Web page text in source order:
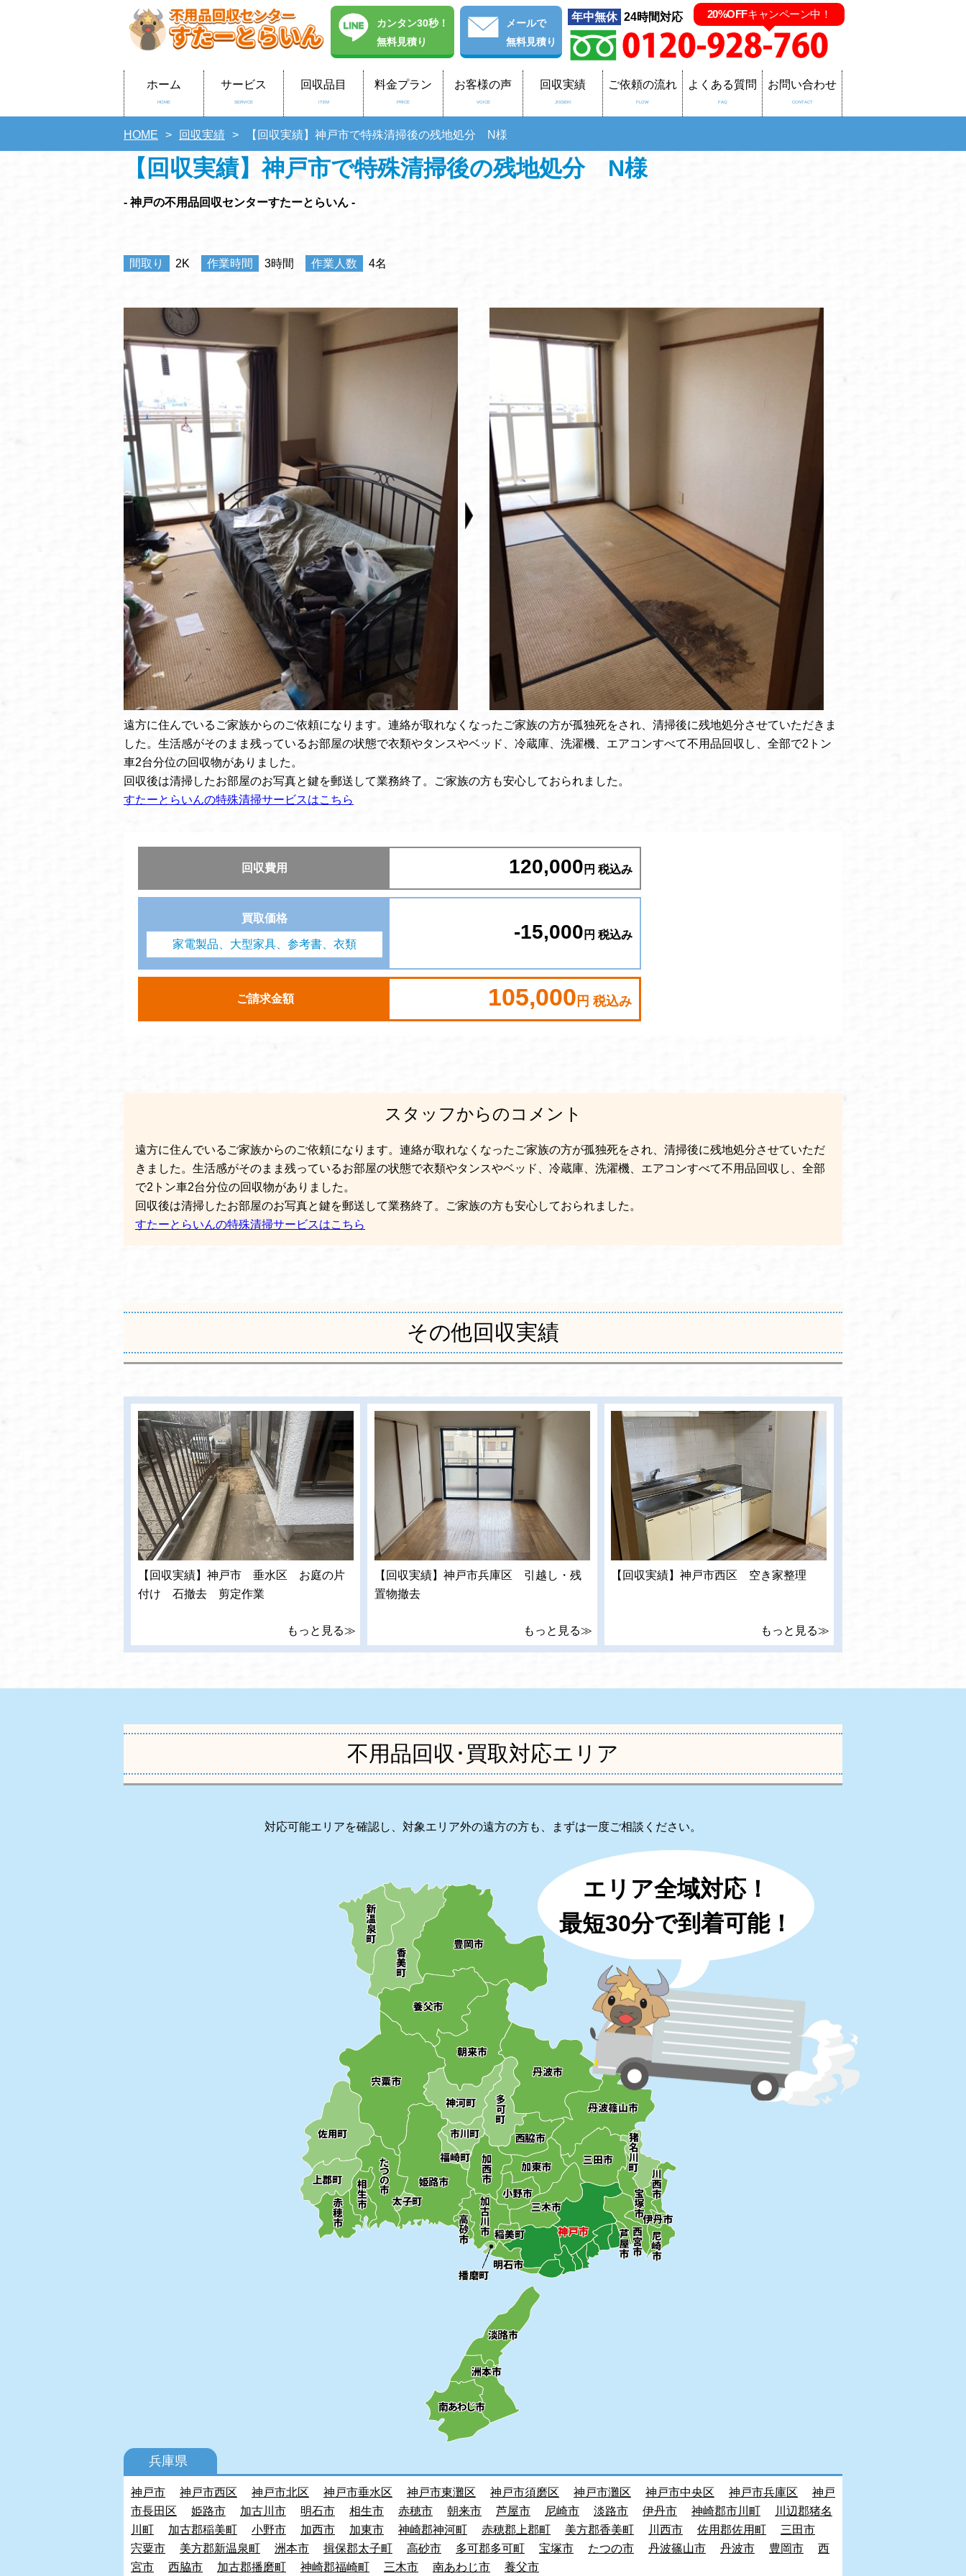
カンタン30秒！
無料見積り
メールで
無料見積り
年中無休 24時間対応 20%OFFキャンペーン中！
ホーム
HOME
サービス
SERVICE
回収品目
ITEM
料金プラン
PRICE
お客様の声
VOICE
回収実績
JISSEKI
ご依頼の流れ
FLOW
よくある質問
FAQ
お問い合わせ
CONTACT
HOME 回収実績 【回収実績】神戸市で特殊清掃後の残地処分 N様
【回収実績】神戸市で特殊清掃後の残地処分 N様
- 神戸の不用品回収センターすたーとらいん -
間取り 2K 作業時間 3時間 作業人数 4名
遠方に住んでいるご家族からのご依頼になります。連絡が取れなくなったご家族の方が孤独死をされ、清掃後に残地処分させていただきま
した。生活感がそのまま残っているお部屋の状態で衣類やタンスやベッド、冷蔵庫、洗濯機、エアコンすべて不用品回収し、全部で2トン
車2台分位の回収物がありました。
回収後は清掃したお部屋のお写真と鍵を郵送して業務終了。ご家族の方も安心しておられました。
すたーとらいんの特殊清掃サービスはこちら
回収費用 120,000 円 税込み
買取価格
家電製品、大型家具、参考書、衣類
-15,000 円 税込み
ご請求金額 105,000 円 税込み
スタッフからのコメント
遠方に住んでいるご家族からのご依頼になります。連絡が取れなくなったご家族の方が孤独死をされ、清掃後に残地処分させていただ
きました。生活感がそのまま残っているお部屋の状態で衣類やタンスやベッド、冷蔵庫、洗濯機、エアコンすべて不用品回収し、全部
で2トン車2台分位の回収物がありました。
回収後は清掃したお部屋のお写真と鍵を郵送して業務終了。ご家族の方も安心しておられました。
すたーとらいんの特殊清掃サービスはこちら
その他回収実績
【回収実績】神戸市 垂水区 お庭の片
付け 石撤去 剪定作業
もっと見る≫
【回収実績】神戸市兵庫区 引越し・残
置物撤去
もっと見る≫
【回収実績】神戸市西区 空き家整理
もっと見る≫
不用品回収･買取対応エリア
対応可能エリアを確認し、対象エリア外の遠方の方も、まずは一度ご相談ください。
エリア全域対応！
最短30分で到着可能！
兵庫県
神戸市 神戸市西区 神戸市北区 神戸市垂水区 神戸市東灘区 神戸市須磨区 神戸市灘区 神戸市中央区 神戸市兵庫区
神戸
市長田区
姫路市 加古川市 明石市 相生市 赤穂市 朝来市 芦屋市 尼崎市 淡路市 伊丹市 神崎郡市川町
川辺郡猪名
川町
加古郡稲美町 小野市 加西市 加東市 神崎郡神河町 赤穂郡上郡町 美方郡香美町 川西市 佐用郡佐用町
三田市
宍粟市
美方郡新温泉町 洲本市 揖保郡太子町 高砂市 多可郡多可町 宝塚市 たつの市 丹波篠山市 丹波市 豊岡市
西
宮市
西脇市 加古郡播磨町 神崎郡福崎町 三木市 南あわじ市 養父市